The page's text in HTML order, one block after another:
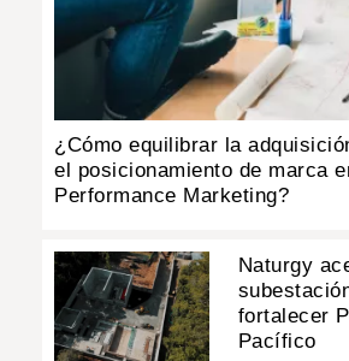
¿Cómo equilibrar la
el posicionamiento de marca
Performance Marketing?
Naturgy
fortalecer
Pacífico